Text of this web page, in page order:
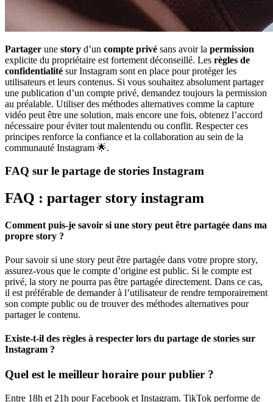
Partager une story d’un compte privé sans avoir la permission
explicite du propriétaire est fortement déconseillé. Les règles de
confidentialité sur Instagram sont en place pour protéger les
utilisateurs et leurs contenus. Si vous souhaitez absolument partager
une publication d’un compte privé, demandez toujours la permission
au préalable. Utiliser des méthodes alternatives comme la capture
vidéo peut être une solution, mais encore une fois, obtenez l’accord
nécessaire pour éviter tout malentendu ou conflit. Respecter ces
principes renforce la confiance et la collaboration au sein de la
communauté Instagram 🌟.
FAQ sur le partage de stories Instagram
FAQ : partager story instagram
Comment puis-je savoir si une story peut être partagée dans ma
propre story ?
Pour savoir si une story peut être partagée dans votre propre story,
assurez-vous que le compte d’origine est public. Si le compte est
privé, la story ne pourra pas être partagée directement. Dans ce cas,
il est préférable de demander à l’utilisateur de rendre temporairement
son compte public ou de trouver des méthodes alternatives pour
partager le contenu.
Existe-t-il des règles à respecter lors du partage de stories sur
Instagram ?
Quel est le meilleur horaire pour publier ?
Entre 18h et 21h pour Facebook et Instagram. TikTok performe de